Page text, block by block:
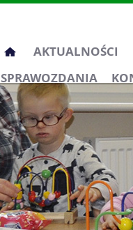
Przeskocz
do
treści
AKTUALNOŚCI
SPRAWOZDANIA